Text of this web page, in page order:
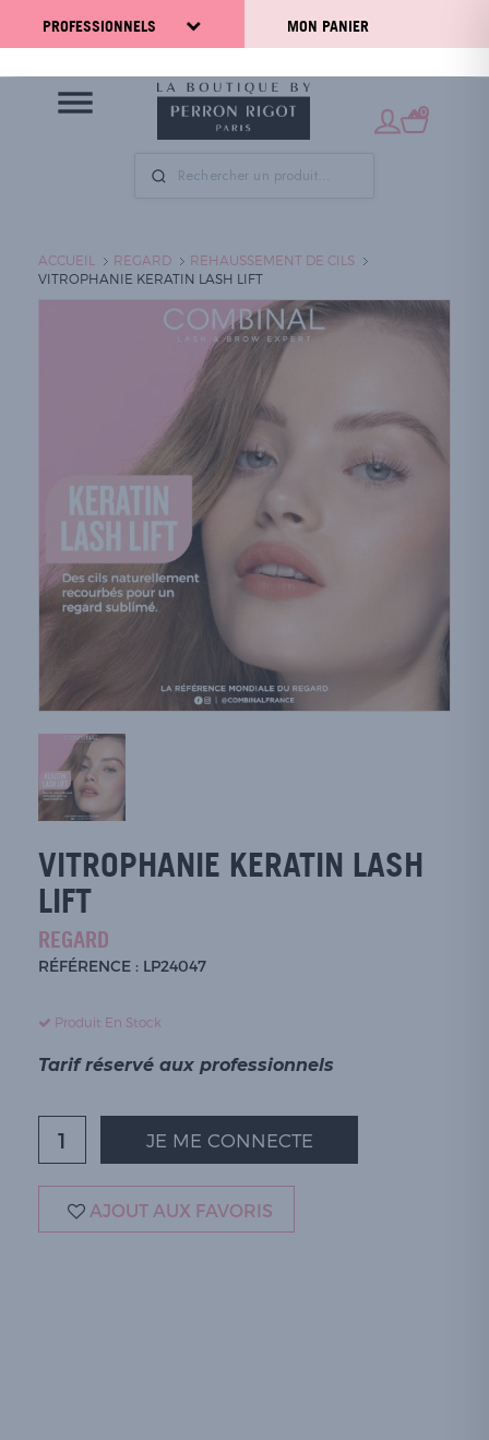
PROFESSIONNELS MON PANIER
0
ACCUEIL REGARD
REHAUSSEMENT DE CILS
VITROPHANIE KERATIN LASH LIFT
VITROPHANIE KERATIN LASH
LIFT
REGARD
RÉFÉRENCE : LP24047
Produit En Stock
Tarif réservé aux professionnels
JE ME CONNECTE
AJOUT AUX FAVORIS